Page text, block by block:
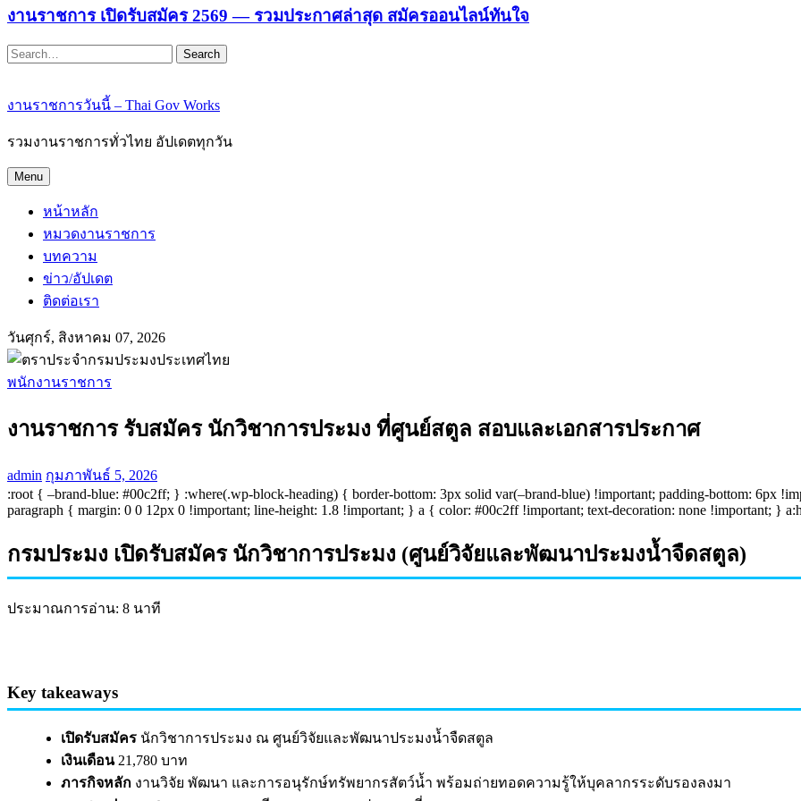
งานราชการ เปิดรับสมัคร 2569 — รวมประกาศล่าสุด สมัครออนไลน์ทันใจ
Search
งานราชการวันนี้ – Thai Gov Works
รวมงานราชการทั่วไทย อัปเดตทุกวัน
Menu
หน้าหลัก
หมวดงานราชการ
บทความ
ข่าว/อัปเดต
ติดต่อเรา
วันศุกร์, สิงหาคม 07, 2026
พนักงานราชการ
งานราชการ รับสมัคร นักวิชาการประมง ที่ศูนย์สตูล สอบและเอกสารประกาศ
admin กุมภาพันธ์ 5, 2026
:root { –brand-blue: #00c2ff; } :where(.wp-block-heading) { border-bottom: 3px solid var(–brand-blue) !important; padding-bottom: 6px
paragraph { margin: 0 0 12px 0 !important; line-height: 1.8 !important; } a { color: #00c2ff !important; text-decoration: none !important; }
กรมประมง เปิดรับสมัคร นักวิชาการประมง (ศูนย์วิจัยและพัฒนาประมงน้ำจืดสตูล)
ประมาณการอ่าน: 8 นาที
Key takeaways
เปิดรับสมัคร นักวิชาการประมง ณ ศูนย์วิจัยและพัฒนาประมงน้ำจืดสตูล
เงินเดือน21,780 บาท
ภารกิจหลัก งานวิจัย พัฒนา และการอนุรักษ์ทรัพยากรสัตว์น้ำ พร้อมถ่ายทอดความรู้ให้บุคลากรระดับรองลงมา